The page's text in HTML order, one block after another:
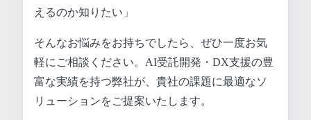
えるのか知りたい」
そんなお悩みをお持ちでしたら、ぜひ一度お気
軽にご相談ください。AI受託開発・DX支援の豊
富な実績を持つ弊社が、貴社の課題に最適なソ
リューションをご提案いたします。